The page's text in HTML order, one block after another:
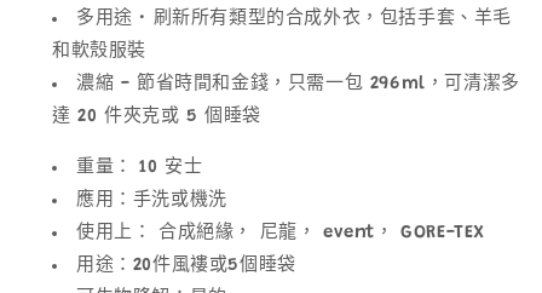
減
少
增
多用途 • 刷新所有類型的合成外衣，包括手套、羊毛
和軟殼服裝
濃縮 - 節省時間和金錢，只需一包 296ml，可清潔多
達 20 件夾克或 5 個睡袋
重量： 10 安士
應用：手洗或機洗
使用上： 合成絕緣， 尼龍， event， GORE-TEX
用途：20件風褸或5個睡袋